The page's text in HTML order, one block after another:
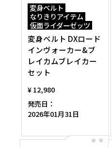
変身ベルト
なりきりアイテム
仮面ライダーゼッツ
変身ベルト DXロード
インヴォーカー&ブ
レイカムブレイカー
セット
¥ 12,980
発売日：
2026年01月31日